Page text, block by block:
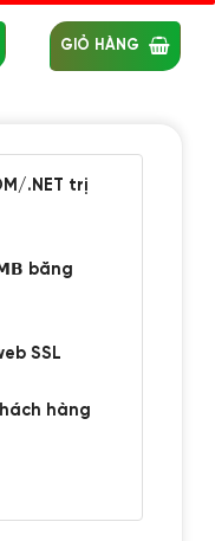
GIỎ HÀNG
.NET trị
băng
SSL
hàng